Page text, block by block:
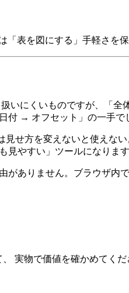
表を図にする」手軽さを
いにくいものですが、「全
付 → オフセット」の一手で
せ方を変えないと使えな
やすい」ツールになります
ありません。ブラウザ内
実物で価値を確かめてくだ